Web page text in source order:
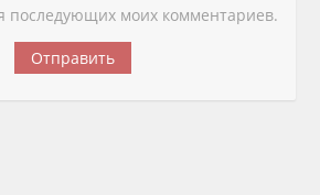
последующих моих комментариев.